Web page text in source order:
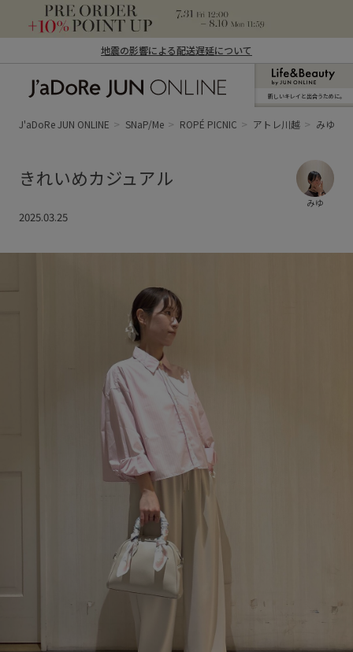
地震の影響による配送遅延について
ン オンライン）
新しいキレイと出合うために。
J'aDoRe JUN ONLINE SNaP/Me ROPÉ PICNIC アトレ川越 みゆ
きれいめカジュアル
みゆ
2025.03.25